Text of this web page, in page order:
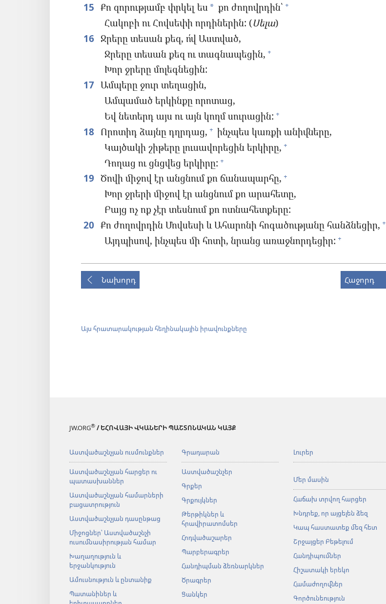
15 Քո զորությամբ փրկել ես * քո ժողովրդին՝ +
Հակոբի ու Հովսեփի որդիներին: (Սելա)
16 Ջրերը տեսան քեզ, ո՛վ Աստված,
Ջրերը տեսան քեզ ու տագնապեցին, +
Խոր ջրերը մոլեգնեցին:
17 Ամպերը ջուր տեղացին,
Ամպամած երկինքը որոտաց,
Եվ նետերդ այս ու այն կողմ սուրացին: +
18 Որոտիդ ձայնը դղրդաց, + ինչպես կառքի անիվները,
Կայծակի շիթերը լուսավորեցին երկիրը, +
Դողաց ու ցնցվեց երկիրը: +
19 Ծովի միջով էր անցնում քո ճանապարհը, +
Խոր ջրերի միջով էր անցնում քո արահետը,
Բայց ոչ ոք չէր տեսնում քո ոտնահետքերը:
20 Քո ժողովրդին Մովսեսի և Ահարոնի հոգածությանը հանձնեցիր, +
Այդպիսով, ինչպես մի հոտի, նրանց առաջնորդեցիր: +
Նախորդ Հաջորդ
Այս հրատարակության հեղինակային իրավունքները
JW.ORG® / ԵՀՈՎԱՅԻ ՎԿԱՆԵՐԻ ՊԱՇՏՈՆԱԿԱՆ ԿԱՅՔ
Աստվածաշնչյան ուսմունքներ
Աստվածաշնչյան հարցեր ու
պատասխաններ
Աստվածաշնչյան համարների
բացատրություն
Աստվածաշնչյան դասընթաց
Միջոցներ՝ Աստվածաշնչի
ուսումնասիրության համար
Խաղաղություն և
երջանկություն
Ամուսնություն և ընտանիք
Պատանիներ և
Գրադարան
Աստվածաշնչեր
Գրքեր
Գրքույկներ
Թերթիկներ և
հրավիրատոմսեր
Հոդվածաշարեր
Պարբերագրեր
Հանդիպման ձեռնարկներ
Ծրագրեր
Ցանկեր
Լուրեր
Մեր մասին
Հաճախ տրվող հարցեր
Խնդրեք, որ այցելեն ձեզ
Կապ հաստատեք մեզ հետ
Շրջայցեր Բեթելում
Հանդիպումներ
Հիշատակի երեկո
Համաժողովներ
Գործունեություն